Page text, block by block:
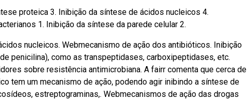
proteica 3. Inibição da síntese de ácidos nucleicos 4.
1. Inibição da síntese da parede celular 2.
nucleicos. Webmecanismo de ação dos antibióticos. Inibição
penicilina), como as transpeptidases, carboxipeptidases, etc.
sobre resistência antimicrobiana. A fairr comenta que cerca de
tem um mecanismo de ação, podendo agir inibindo a síntese de
estreptograminas,. Webmecanismos de ação das drogas